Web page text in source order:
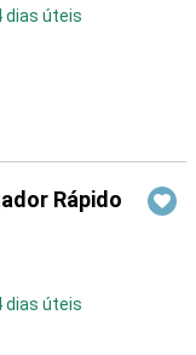
dias úteis
Rápido
dias úteis